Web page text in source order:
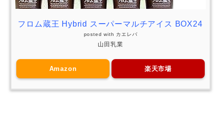
フロム蔵王 Hybrid スーパーマルチアイス BOX24
posted with カエレバ
山田乳業
Amazon 楽天市場